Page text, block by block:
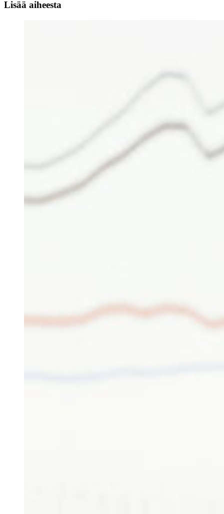
Lisää aiheesta